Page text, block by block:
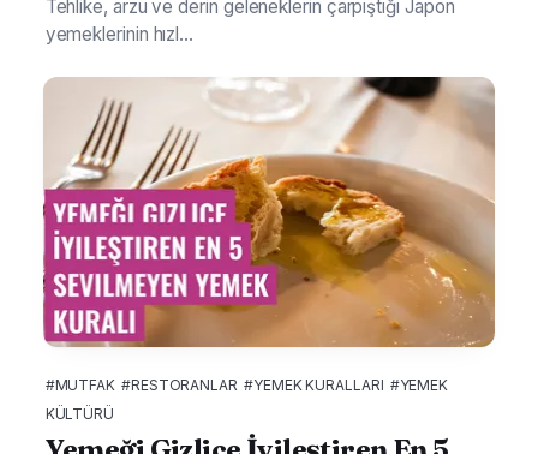
Tehlike, arzu ve derin geleneklerin çarpıştığı Japon
yemeklerinin hızl...
#MUTFAK #RESTORANLAR #YEMEK KURALLARI #YEMEK
KÜLTÜRÜ